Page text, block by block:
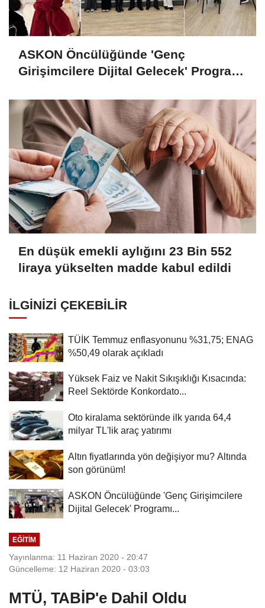
ASKON Öncülüğünde 'Genç
Girişimcilere Dijital Gelecek' Programı
En düşük emekli aylığını 23 Bin 552
liraya yükselten madde kabul edildi
İLGINIZI ÇEKEBILIR
TÜİK Temmuz enflasyonunu %31,75; ENAG
%50,49 olarak açıkladı
Yüksek Faiz ve Nakit Sıkışıklığı Kısacında:
Reel Sektörde Konkordato...
Oto kiralama sektöründe ilk yarıda 64,4
milyar TL'lik araç yatırımı
Altın fiyatlarında yön değişiyor mu? Altında
son görünüm!
ASKON Öncülüğünde 'Genç Girişimcilere
Dijital Gelecek' Programı...
EĞITIM
Yayınlanma: 11 Haziran 2020 - 20:47
Güncelleme: 12 Haziran 2020 - 03:03
MTÜ, TABİP'e Dahil Oldu